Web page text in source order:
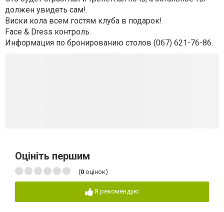
должен увидеть сам!.
Виски кола всем гостям клуба в подарок!
Face & Dress контроль.
Информация по бронированию столов (067) 621-76-86.
Оцініть першим
(0 оцінок)
Я рекомендую